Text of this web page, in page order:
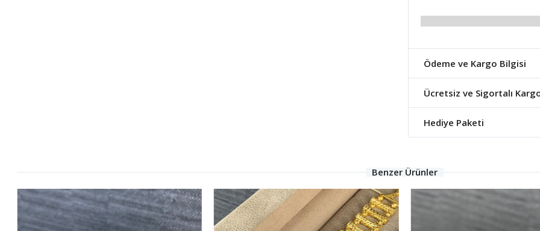
Ödeme ve Kargo Bilgisi
Ücretsiz ve Sigortalı
Hediye Paketi
Benzer Ürünler